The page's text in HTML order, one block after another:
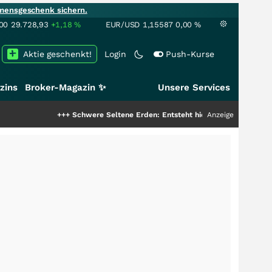
sichern.
29.728,93 +1,18% EUR/USD 1,15587 0,00 %
Login Push-Kurse
Aktie geschenkt!
Broker-Magazin ✨ Unsere Services
Schwere Seltene Erden: Entsteht hier die nächste Milliardenstory?
Anzeige